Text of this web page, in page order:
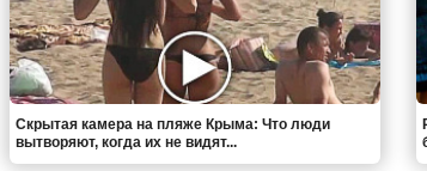
Скрытая камера на пляже Крыма: Что люди
вытворяют, когда их не видят...